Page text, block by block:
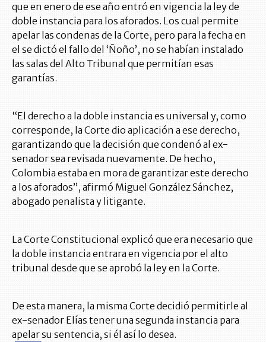
que en enero de ese año entró en vigencia la ley de
doble instancia para los aforados. Los cual permite
apelar las condenas de la Corte, pero para la fecha en
el se dictó el fallo del ‘Ñoño’, no se habían instalado
las salas del Alto Tribunal que permitían esas
garantías.
“El derecho a la doble instancia es universal y, como
corresponde, la Corte dio aplicación a ese derecho,
garantizando que la decisión que condenó al ex-
senador sea revisada nuevamente. De hecho,
Colombia estaba en mora de garantizar este derecho
a los aforados”, afirmó Miguel González Sánchez,
abogado penalista y litigante.
La Corte Constitucional explicó que era necesario que
la doble instancia entrara en vigencia por el alto
tribunal desde que se aprobó la ley en la Corte.
De esta manera, la misma Corte decidió permitirle al
ex-senador Elías tener una segunda instancia para
apelar su sentencia, si él así lo desea.